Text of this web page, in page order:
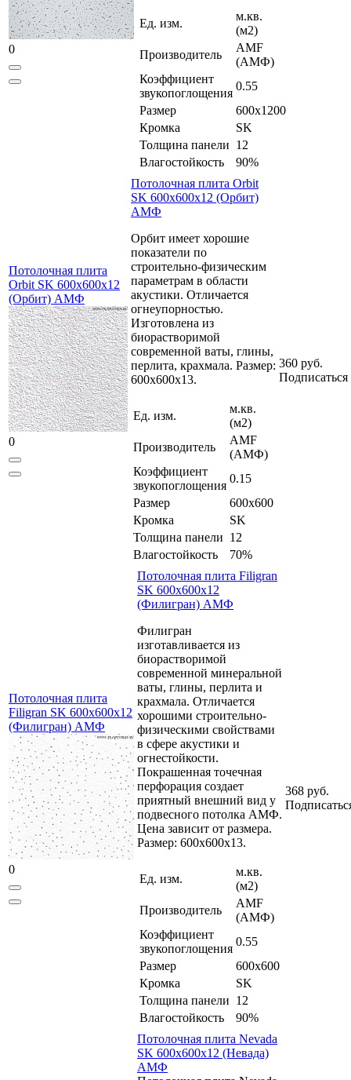
0
Ед. изм.
м.кв.
(м2)
Производитель
AMF
(АМФ)
Коэффициент
звукопоглощения
0.55
Размер
600x1200
Кромка
SK
Толщина панели 12
Влагостойкость
90%
Потолочная плита
Orbit SK 600x600x12
(Орбит) АМФ
0
Потолочная плита Orbit
SK 600x600x12 (Орбит)
АМФ
Орбит имеет хорошие
показатели по
строительно-физическим
параметрам в области
акустики. Отличается
огнеупорностью.
Изготовлена из
биорастворимой
современной ваты, глины,
перлита, крахмала. Размер:
600x600x13.
Ед. изм.
м.кв.
(м2)
Производитель
AMF
(АМФ)
Коэффициент
звукопоглощения
0.15
Размер
600x600
Кромка
SK
Толщина панели 12
Влагостойкость
70%
360 руб.
Подписаться
Потолочная плита
Filigran SK 600x600x12
(Филигран) АМФ
0
Потолочная плита Filigran
SK 600x600x12
(Филигран) АМФ
Филигран
изготавливается из
биорастворимой
современной минеральной
ваты, глины, перлита и
крахмала. Отличается
хорошими строительно-
физическими свойствами
в сфере акустики и
огнестойкости.
Покрашенная точечная
перфорация создает
приятный внешний вид у
подвесного потолка АМФ.
Цена зависит от размера.
Размер: 600x600x13.
Ед. изм.
м.кв.
(м2)
Производитель
AMF
(АМФ)
Коэффициент
звукопоглощения
0.55
Размер
600x600
Кромка
SK
Толщина панели 12
Влагостойкость
90%
368 руб.
Потолочная плита Nevada
SK 600x600x12 (Невада)
АМФ